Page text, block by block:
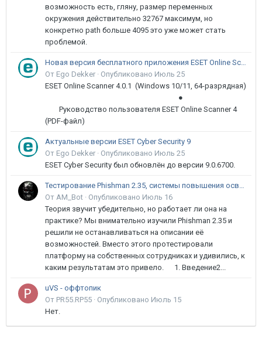
возможность есть, гляну, размер переменных
окружения действительно 32767 максимум, но
конкретно path больше 4095 это уже может стать
проблемой.
Новая версия бесплатного приложения ESET Online Scanner доступна пользователям
От Ego Dekker · Опубликовано Июль 25
ESET Online Scanner 4.0.1 (Windows 10/11, 64-разрядная)
●
Руководство пользователя ESET Online Scanner 4
(PDF-файл)
Актуальные версии ESET Cyber Security 9
От Ego Dekker · Опубликовано Июль 25
ESET Cyber Security был обновлён до версии 9.0.6700.
Тестирование Phishman 2.35, системы повышения осведомлённости пользователей в сфере ИБ
От AM_Bot · Опубликовано Июль 16
Теория звучит убедительно, но работает ли она на
практике? Мы внимательно изучили Phishman 2.35 и
решили не останавливаться на описании её
возможностей. Вместо этого протестировали
платформу на собственных сотрудниках и удивились, к
каким результатам это привело. 1. Введение2...
uVS - оффтопик
От PR55.RP55 · Опубликовано Июль 15
Нет.